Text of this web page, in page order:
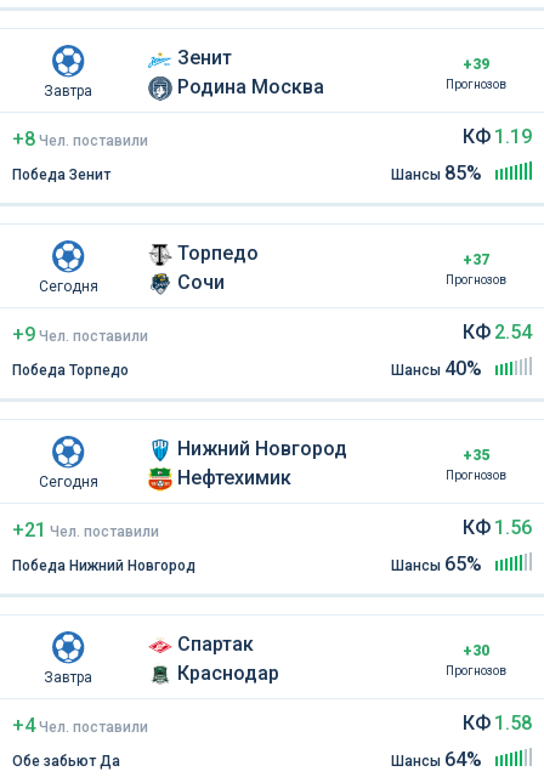
Завтра
Зенит
Родина Москва
+39
Прогнозов
+8 Чел. поставили
Победа Зенит
КФ 1.19
Шансы 85%
Сегодня
Торпедо
Сочи
+37
Прогнозов
+9 Чел. поставили
Победа Торпедо
КФ 2.54
Шансы 40%
Сегодня
Нижний Новгород
Нефтехимик
+35
Прогнозов
+21 Чел. поставили
Победа Нижний Новгород
КФ 1.56
Шансы 65%
Завтра
Спартак
Краснодар
+30
Прогнозов
+4 Чел. поставили
Обе забьют Да
КФ 1.58
Шансы 64%